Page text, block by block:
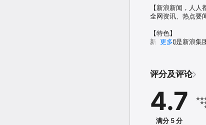
【新浪新闻，人人
全网资讯、热点要
【特色】
新浪新闻是新浪集
【推荐】
领域，满足用户个
【要闻】
实时热点新闻，
更多
评分及评论
4.7
满分 5 分